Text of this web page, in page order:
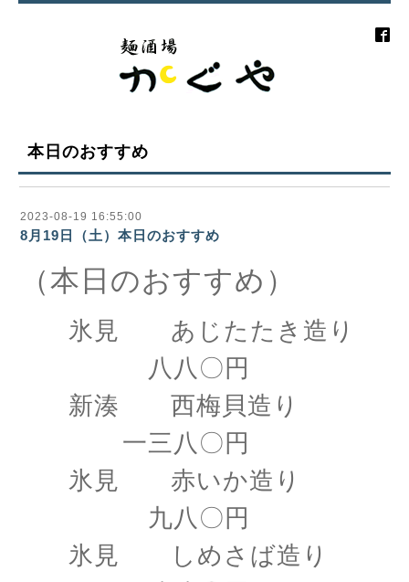
本日のおすすめ
2023-08-19 16:55:00
8月19日（土）本日のおすすめ
（本日のおすすめ）
氷見 あじたたき造り
八八〇円
新湊 西梅貝造り
一三八〇円
氷見 赤いか造り
九八〇円
氷見 しめさば造り